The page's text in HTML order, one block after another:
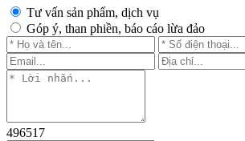
Tư vấn sản phẩm, dịch vụ
Góp ý, than phiền, báo cáo lừa đảo
496517